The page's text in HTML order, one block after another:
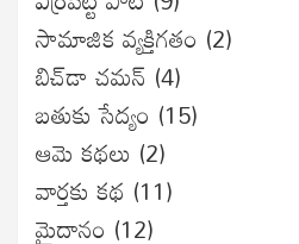
సామాజిక వ్యక్తిగతం (2)
బిచ్‌డా చమన్ (4)
బతుకు సేద్యం (15)
ఆమె కథలు (2)
వార్తకు కథ (11)
మైదానం (12)